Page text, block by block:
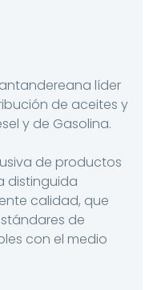
líder
de aceites y
y de Gasolina.
de productos
distinguida
calidad, que
de
con el medio